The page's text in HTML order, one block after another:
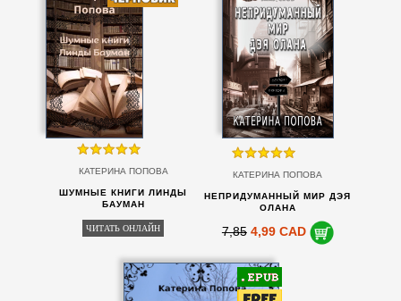
КАТЕРИНА ПОПОВА
ШУМНЫЕ КНИГИ ЛИНДЫ
БАУМАН
ЧИТАТЬ ОНЛАЙН
КАТЕРИНА ПОПОВА
НЕПРИДУМАННЫЙ МИР ДЭЯ
ОЛАНА
7,85 4,99 CAD